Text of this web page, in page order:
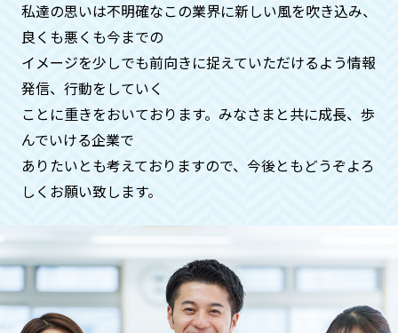
急ぎで何とかしてほしいのです
が、、、
ご安心ください。基本即日対応いたして
おります。時間帯も遅くてもご希望でし
たらお伺いさせていただきます（深夜料
金などはかかりません）
供養に関することは、全般的にお受けい
たしておりますのでご安心くださいま
私達の思いは不明確なこの業界に新しい風を吹き込み、
良くも悪くも今までの
イメージを少しでも前向きに捉えていただけるよう情報
発信、⾏動をしていく
ことに重きをおいております。みなさまと共に成⻑、歩
んでいける企業で
ありたいとも考えておりますので、今後ともどうぞよろ
しくお願い致します。